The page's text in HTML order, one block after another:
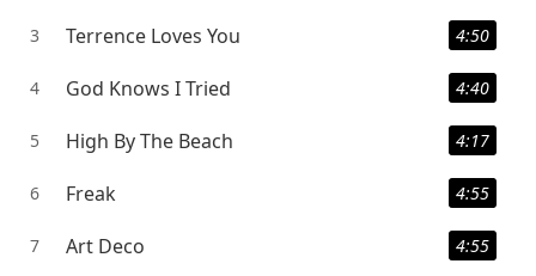
3 Terrence Loves You 4:50
4 God Knows I Tried 4:40
5 High By The Beach 4:17
6 Freak 4:55
7 Art Deco 4:55